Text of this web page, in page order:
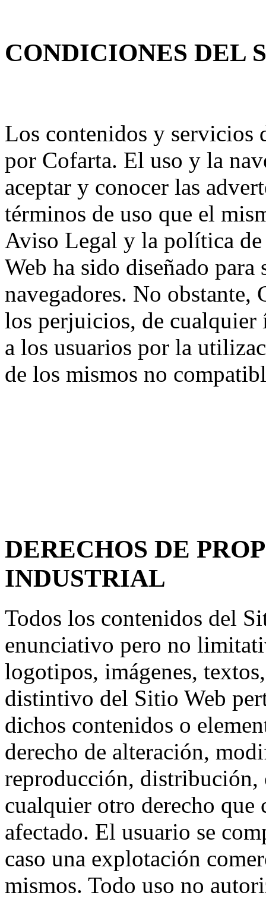
CONDICIONES DEL
Los contenidos y servicios
por Cofarta. El uso y la
aceptar y conocer las
términos de uso que el
Aviso Legal y la política
Web ha sido diseñado
navegadores. No obstante,
los perjuicios, de cualquier
a los usuarios por la
de los mismos no
DERECHOS DE
INDUSTRIAL
Todos los contenidos del
enunciativo pero no
logotipos, imágenes,
distintivo del Sitio Web
dichos contenidos o
derecho de alteración,
reproducción,
cualquier otro derecho
afectado. El usuario se
caso una explotación
mismos. Todo uso no